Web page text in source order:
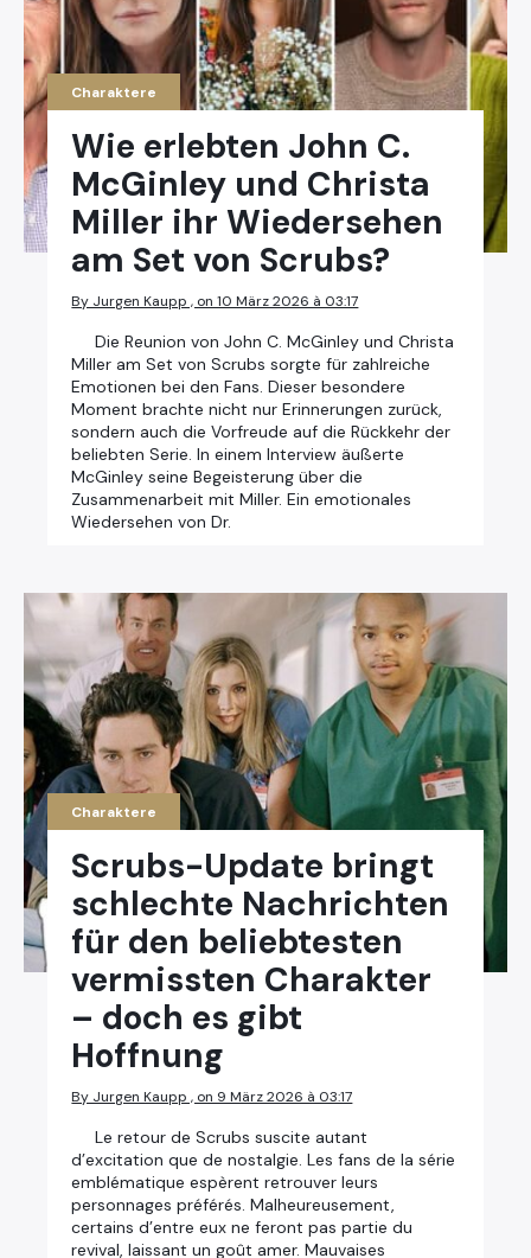
Charaktere
Wie erlebten John C.
McGinley und Christa
Miller ihr Wiedersehen
am Set von Scrubs?
By Jurgen Kaupp , on 10 März 2026 à 03:17
Die Reunion von John C. McGinley und Christa
Miller am Set von Scrubs sorgte für zahlreiche
Emotionen bei den Fans. Dieser besondere
Moment brachte nicht nur Erinnerungen zurück,
sondern auch die Vorfreude auf die Rückkehr der
beliebten Serie. In einem Interview äußerte
McGinley seine Begeisterung über die
Zusammenarbeit mit Miller. Ein emotionales
Wiedersehen von Dr.
Charaktere
Scrubs-Update bringt
schlechte Nachrichten
für den beliebtesten
vermissten Charakter
– doch es gibt
Hoffnung
By Jurgen Kaupp , on 9 März 2026 à 03:17
Le retour de Scrubs suscite autant
d’excitation que de nostalgie. Les fans de la série
emblématique espèrent retrouver leurs
personnages préférés. Malheureusement,
certains d’entre eux ne feront pas partie du
revival, laissant un goût amer. Mauvaises